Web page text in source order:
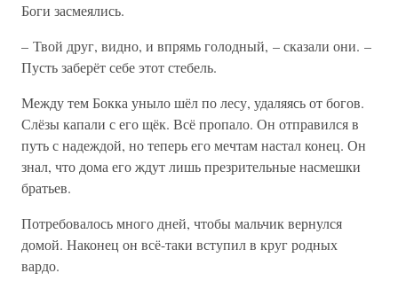
Боги засмеялись.
– Твой друг, видно, и впрямь голодный, – сказали они. –
Пусть заберёт себе этот стебель.
Между тем Бокка уныло шёл по лесу, удаляясь от богов.
Слёзы капали с его щёк. Всё пропало. Он отправился в
путь с надеждой, но теперь его мечтам настал конец. Он
знал, что дома его ждут лишь презрительные насмешки
братьев.
Потребовалось много дней, чтобы мальчик вернулся
домой. Наконец он всё-таки вступил в круг родных
вардо.